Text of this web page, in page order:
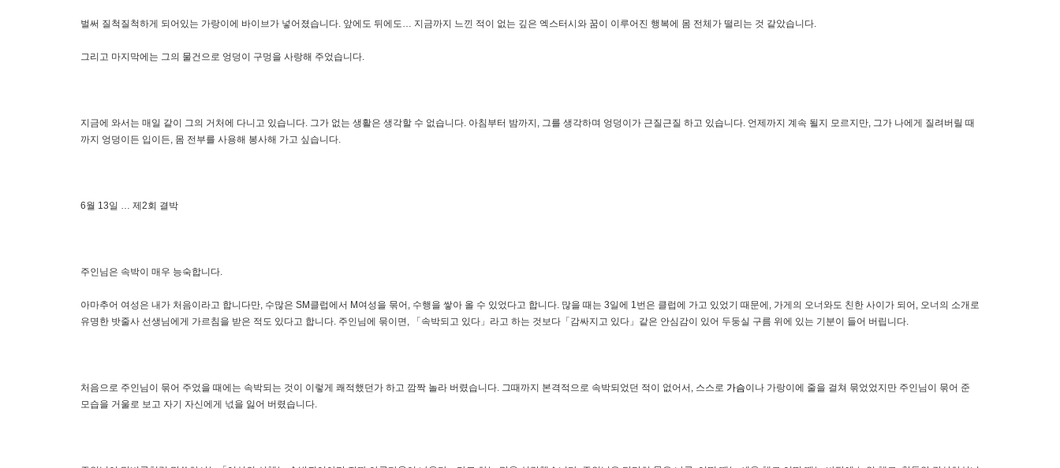
벌써 질척질척하게 되어있는 가랑이에 바이브가 넣어졌습니다. 앞에도 뒤에도… 지금까지 느낀 적이 없는 깊은 엑스터시와 꿈이 이루어진 행복에 몸 전체가 떨리는 것 같았습니다.
그리고 마지막에는 그의 물건으로 엉덩이 구멍을 사랑해 주었습니다.
지금에 와서는 매일 같이 그의 거처에 다니고 있습니다. 그가 없는 생활은 생각할 수 없습니다. 아침부터 밤까지, 그를 생각하며 엉덩이가 근질근질 하고 있습니다. 언제까지 계속 될지 모르지만, 그가 나에게 질려버릴 때
까지 엉덩이든 입이든, 몸 전부를 사용해 봉사해 가고 싶습니다.
6월 13일 … 제2회 결박
주인님은 속박이 매우 능숙합니다.
아마추어 여성은 내가 처음이라고 합니다만, 수많은 SM클럽에서 M여성을 묶어, 수행을 쌓아 올 수 있었다고 합니다. 많을 때는 3일에 1번은 클럽에 가고 있었기 때문에, 가게의 오너와도 친한 사이가 되어, 오너의 소개로
유명한 밧줄사 선생님에게 가르침을 받은 적도 있다고 합니다. 주인님에 묶이면, 「속박되고 있다」라고 하는 것보다「감싸지고 있다」같은 안심감이 있어 두둥실 구름 위에 있는 기분이 들어 버립니다.
처음으로 주인님이 묶어 주었을 때에는 속박되는 것이 이렇게 쾌적했던가 하고 깜짝 놀라 버렸습니다. 그때까지 본격적으로 속박되었던 적이 없어서, 스스로 가슴이나 가랑이에 줄을 걸쳐 묶었었지만 주인님이 묶어 준
모습을 거울로 보고 자기 자신에게 넋을 잃어 버렸습니다.